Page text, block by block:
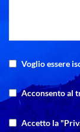
Voglio essere
Acconsento al
Accetto la